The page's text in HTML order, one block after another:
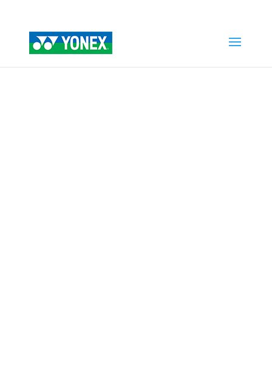
Home»Tienda»POWER CUSHION SONICAGE 3 CLAY